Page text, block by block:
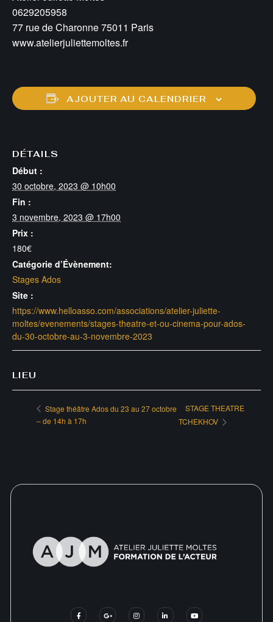
0629205958
77 rue de Charonne 75011 Paris
www.atelierjuliettemoltes.fr
AJOUTER AU CALENDRIER
DÉTAILS
Début :
30 octobre, 2023 @ 10h00
Fin :
3 novembre, 2023 @ 17h00
Prix :
180€
Catégorie d’Évènement:
Stages Ados
Site :
https://www.helloasso.com/associations/atelier-juliette-
moltes/evenements/stages-theatre-et-ou-cinema-pour-ados-
du-30-octobre-au-3-novembre-2023
LIEU
Stage théâtre Ados du 23 au 27 octobre
– de 14h à 17h
STAGE THEATRE
TCHEKHOV